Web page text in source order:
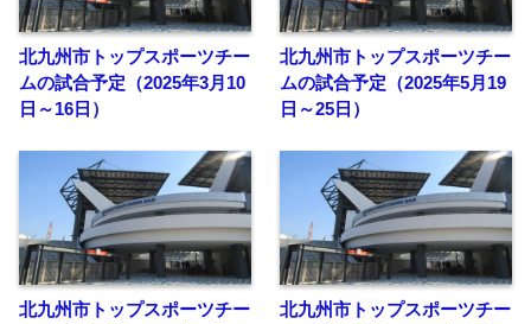
北九州市トップスポーツチー
ムの試合予定（2025年3月10
日～16日）
北九州市トップスポーツチー
ムの試合予定（2025年5月19
日～25日）
北九州市トップスポーツチー
北九州市トップスポーツチー